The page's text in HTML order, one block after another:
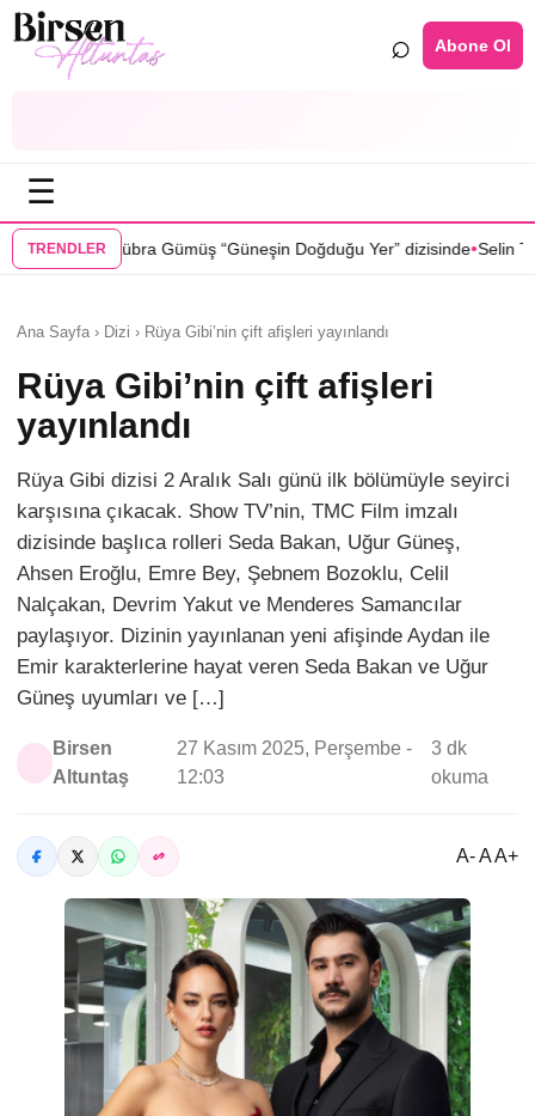
⌕ Abone Ol
☰
TRENDLER
“Güneşin Doğduğu Yer” dizisinde•Selin Türkmen “Karma”
Ana Sayfa › Dizi › Rüya Gibi’nin çift afişleri yayınlandı
Rüya Gibi’nin çift afişleri
yayınlandı
Rüya Gibi dizisi 2 Aralık Salı günü ilk bölümüyle seyirci
karşısına çıkacak. Show TV’nin, TMC Film imzalı
dizisinde başlıca rolleri Seda Bakan, Uğur Güneş,
Ahsen Eroğlu, Emre Bey, Şebnem Bozoklu, Celil
Nalçakan, Devrim Yakut ve Menderes Samancılar
paylaşıyor. Dizinin yayınlanan yeni afişinde Aydan ile
Emir karakterlerine hayat veren Seda Bakan ve Uğur
Güneş uyumları ve […]
Birsen
Altuntaş
27 Kasım 2025, Perşembe -
12:03
3 dk
okuma
A- A A+